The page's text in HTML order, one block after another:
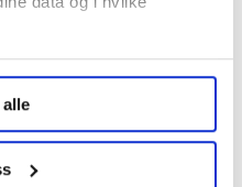
hvordan dine personlige
kan velge hvordan de skal
eller trekke tilbake ditt